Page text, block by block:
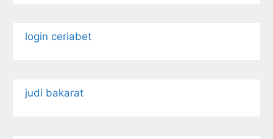
login ceriabet
judi bakarat